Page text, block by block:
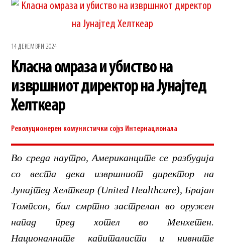
14 ДЕКЕМВРИ 2024
Класна омраза и убиство на
извршниот директор на Јунајтед
Хелткеар
Револуционерен комунистички сојуз Интернационала
Во среда наутро, Американците се разбудија
со веста дека извршниот директор на
Јунајтед Хелткеар (United Healthcare), Брајан
Томпсон, бил смртно застрелан во оружен
напад пред хотел во Менхетен.
Националните капиталисти и нивните